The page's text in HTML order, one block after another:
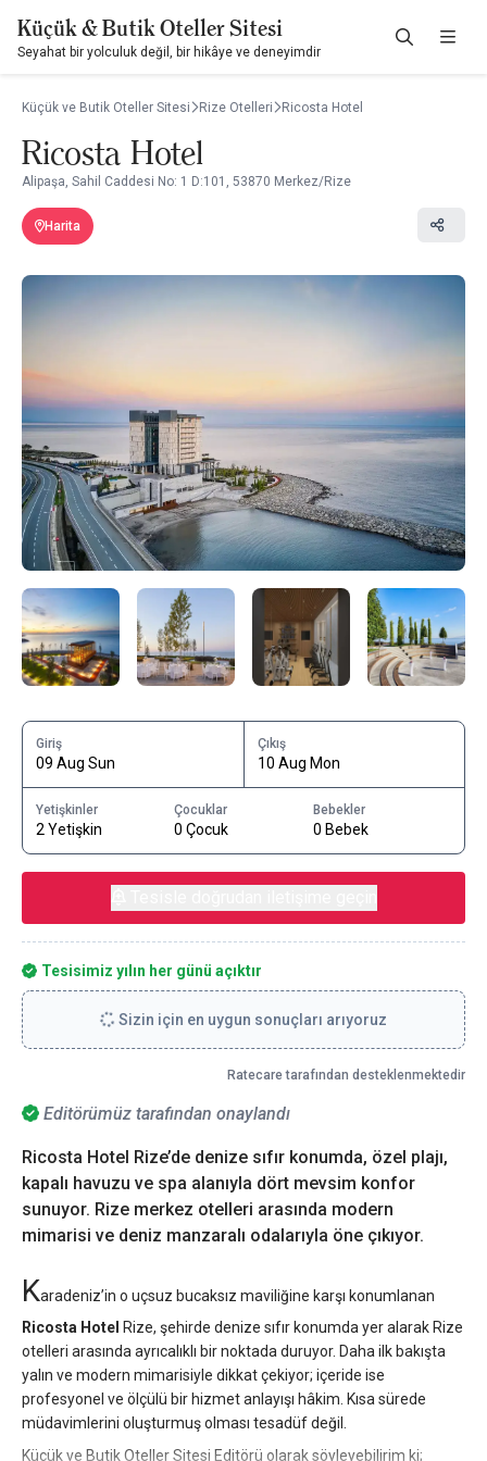
Küçük & Butik Oteller Sitesi
Seyahat bir yolculuk değil, bir hikâye ve deneyimdir
Küçük ve Butik Oteller Sitesi Rize Otelleri Ricosta Hotel
Ricosta Hotel
Alipaşa, Sahil Caddesi No: 1 D:101, 53870 Merkez/Rize
Harita
Editörümüz tarafından onaylandı
Ricosta Hotel Rize’de denize sıfır konumda, özel plajı,
kapalı havuzu ve spa alanıyla dört mevsim konfor
sunuyor. Rize merkez otelleri arasında modern
mimarisi ve deniz manzaralı odalarıyla öne çıkıyor.
Karadeniz’in o uçsuz bucaksız maviliğine karşı konumlanan
Ricosta Hotel Rize, şehirde denize sıfır konumda yer alarak Rize
otelleri arasında ayrıcalıklı bir noktada duruyor. Daha ilk bakışta
yalın ve modern mimarisiyle dikkat çekiyor; içeride ise
profesyonel ve ölçülü bir hizmet anlayışı hâkim. Kısa sürede
müdavimlerini oluşturmuş olması tesadüf değil.
Küçük ve Butik Oteller Sitesi Editörü olarak söyleyebilirim ki;
Giriş
09 Aug Sun
Çıkış
10 Aug Mon
Yetişkinler
2 Yetişkin
Çocuklar
0 Çocuk
Bebekler
0 Bebek
Tesisimiz yılın her günü açıktır
Sizin için en uygun sonuçları arıyoruz
Ratecare tarafından desteklenmektedir